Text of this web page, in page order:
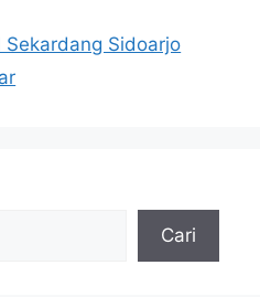
Sekardang Sidoarjo
Cari